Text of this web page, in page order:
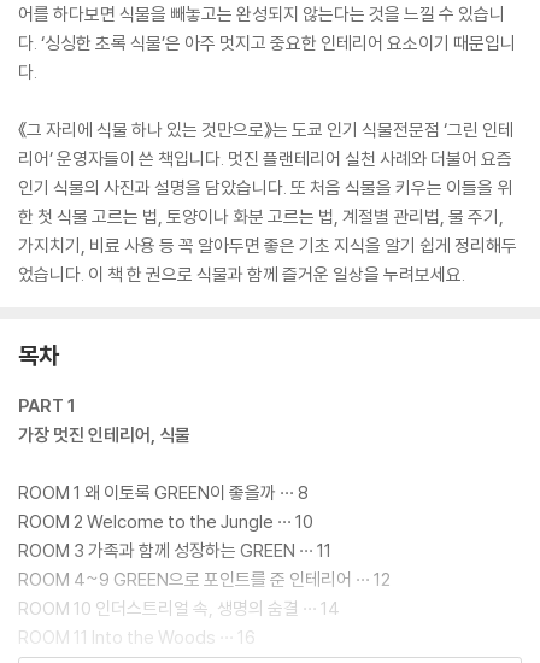
어를 하다보면 식물을 빼놓고는 완성되지 않는다는 것을 느낄 수 있습니
다. ‘싱싱한 초록 식물’은 아주 멋지고 중요한 인테리어 요소이기 때문입니
다.
《그 자리에 식물 하나 있는 것만으로》는 도쿄 인기 식물전문점 ‘그린 인테
리어’ 운영자들이 쓴 책입니다. 멋진 플랜테리어 실천 사례와 더불어 요즘
인기 식물의 사진과 설명을 담았습니다. 또 처음 식물을 키우는 이들을 위
한 첫 식물 고르는 법, 토양이나 화분 고르는 법, 계절별 관리법, 물 주기,
가지치기, 비료 사용 등 꼭 알아두면 좋은 기초 지식을 알기 쉽게 정리해두
었습니다. 이 책 한 권으로 식물과 함께 즐거운 일상을 누려보세요.
목차
PART 1
가장 멋진 인테리어, 식물
ROOM 1 왜 이토록 GREEN이 좋을까 ··· 8
ROOM 2 Welcome to the Jungle ··· 10
ROOM 3 가족과 함께 성장하는 GREEN ··· 11
ROOM 4~9 GREEN으로 포인트를 준 인테리어 ··· 12
ROOM 10 인더스트리얼 속, 생명의 숨결 ··· 14
ROOM 11 Into the Woods ··· 16